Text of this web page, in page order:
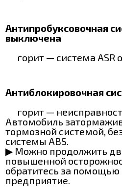
Антипробуксовочная
выключена
горит — система ASR
Антиблокировочная
горит —
Автомобиль
тормозной системой,
системы ABS.
▶ Можно продолжить
повышенной
обратитесь за помощью
предприятие.